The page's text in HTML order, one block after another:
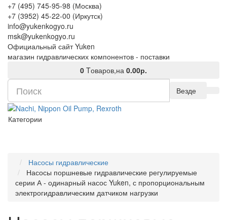
+7 (495) 745-95-98 (Москва)
+7 (3952) 45-22-00 (Иркутск)
info@yukenkogyo.ru
msk@yukenkogyo.ru
Официальный сайт Yuken
магазин гидравлических компонентов - поставки
0 Tоваров,на 0.00р.
Везде
Категории
Насосы гидравлические
Насосы поршневые гидравлические регулируемые
серии А - одинарный насос Yuken, с пропорциональным
электрогидравлическим датчиком нагрузки